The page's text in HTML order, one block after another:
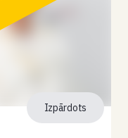
Izpārdots